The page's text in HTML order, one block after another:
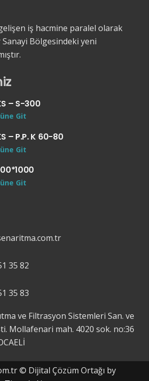
gelişen iş hacmine paralel olarak
Bölgesindeki yeni
– S-300
Git
– P.P. K 60-80
Git
Git
35 82
35 83
ve Filtrasyon Sistemleri San. ve
Mollafenari mah. 4020 sok. no:36
© Dijital Çözüm Ortağı by